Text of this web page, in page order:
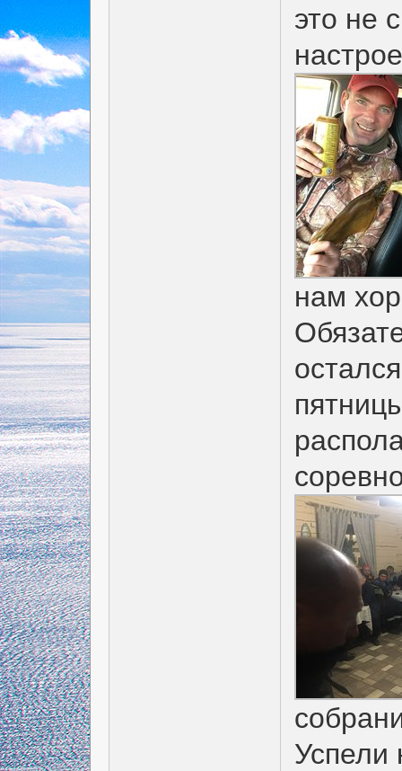
это не
нам
Успели